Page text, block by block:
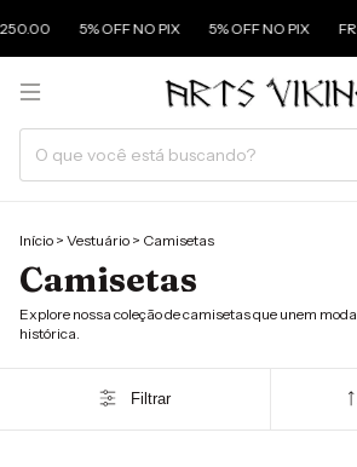
5% OFF NO PIX 5% OFF NO PIX FRETE
Início > Vestuário > Camisetas
Camisetas
Explore nossa coleção de camisetas que unem
histórica.
Filtrar